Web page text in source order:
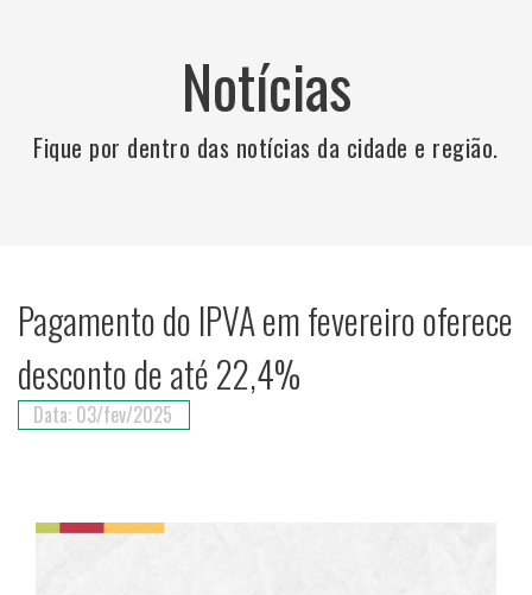
Notícias
Fique por dentro das notícias da cidade e região.
Pagamento do IPVA em fevereiro oferece
desconto de até 22,4%
Data: 03/fev/2025